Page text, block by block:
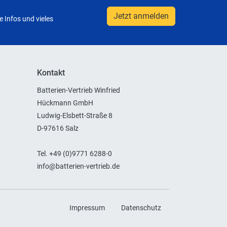
Infos und vieles Jetzt anmelden
Kontakt
Batterien-Vertrieb Winfried
Hückmann GmbH
Ludwig-Elsbett-Straße 8
D-97616 Salz
Tel. +49 (0)9771 6288-0
info@batterien-vertrieb.de
Impressum Datenschutz